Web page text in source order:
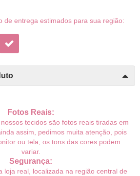
de entrega estimados para sua região:
Fotos Reais:
tecidos são fotos reais tiradas em
assim, pedimos muita atenção, pois
ou tela, os tons das cores podem
variar.
Segurança:
loja real, localizada na região central de